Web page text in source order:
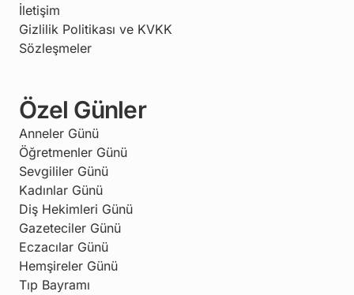
İletişim
Gizlilik Politikası ve KVKK
Sözleşmeler
Özel Günler
Anneler Günü
Öğretmenler Günü
Sevgililer Günü
Kadınlar Günü
Diş Hekimleri Günü
Gazeteciler Günü
Eczacılar Günü
Hemşireler Günü
Tıp Bayramı